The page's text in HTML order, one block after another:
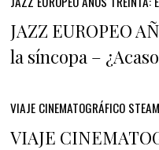
JAZZ EUROPEO
la síncopa –
VIAJE CINEMATOGRÁFICO
VIAJE